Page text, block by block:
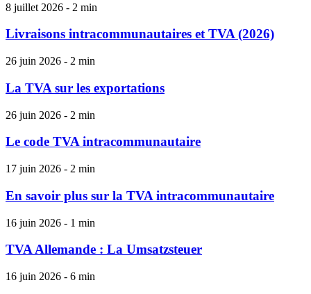
8 juillet 2026 - 2 min
Livraisons intracommunautaires et TVA (2026)
26 juin 2026 - 2 min
La TVA sur les exportations
26 juin 2026 - 2 min
Le code TVA intracommunautaire
17 juin 2026 - 2 min
En savoir plus sur la TVA intracommunautaire
16 juin 2026 - 1 min
TVA Allemande : La Umsatzsteuer
16 juin 2026 - 6 min